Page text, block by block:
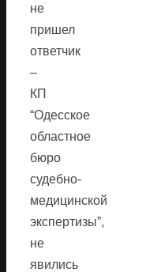
не
пришел
ответчик
–
КП
“Одесское
областное
бюро
судебно-
медицинской
экспертизы”,
не
явились